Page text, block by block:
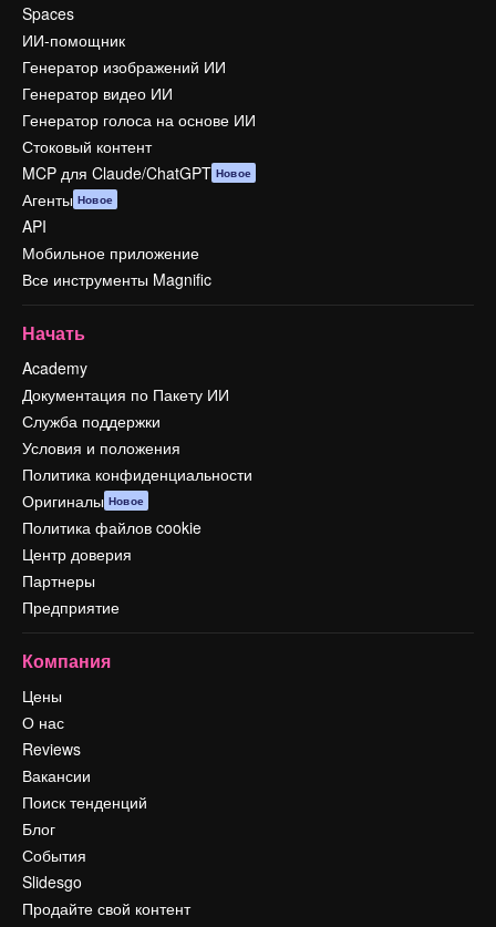
Spaces
ИИ-помощник
Генератор изображений ИИ
Генератор видео ИИ
Генератор голоса на основе ИИ
Стоковый контент
MCP для Claude/ChatGPT Новое
Агенты Новое
API
Мобильное приложение
Все инструменты Magnific
Начать
Academy
Документация по Пакету ИИ
Служба поддержки
Условия и положения
Политика конфиденциальности
Оригиналы Новое
Политика файлов cookie
Центр доверия
Партнеры
Предприятие
Компания
Цены
О нас
Reviews
Вакансии
Поиск тенденций
Блог
События
Slidesgo
Продайте свой контент